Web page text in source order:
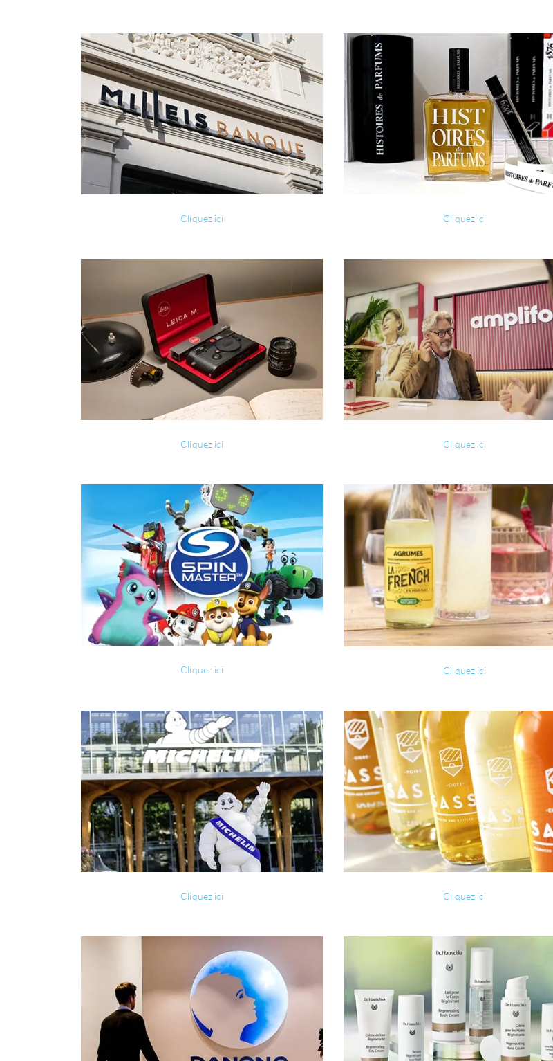
Cliquez ici Cliquez ici
Cliquez ici Cliquez ici
Cliquez ici Cliquez ici
Cliquez ici Cliquez ici